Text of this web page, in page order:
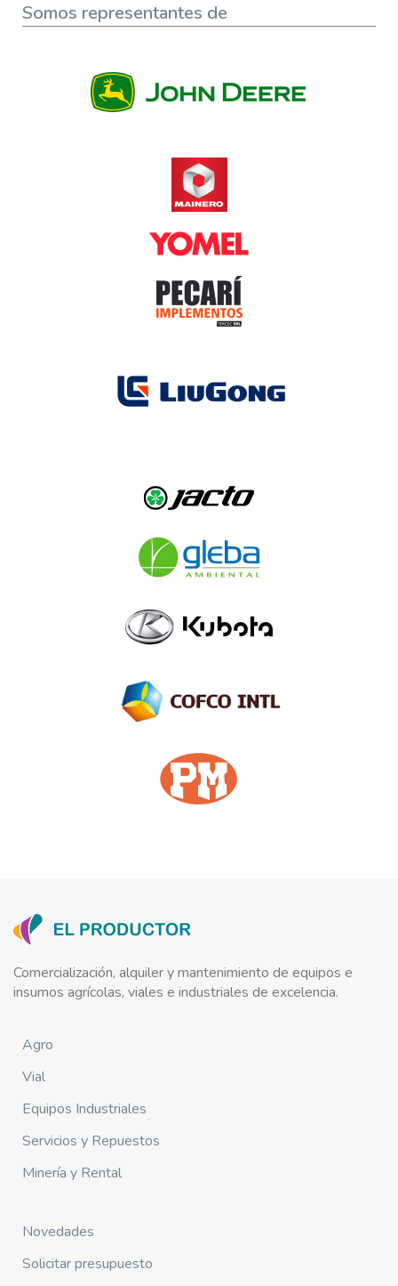
Somos representantes de
Comercialización, alquiler y mantenimiento de equipos e
insumos agrícolas, viales e industriales de excelencia.
Agro
Vial
Equipos Industriales
Servicios y Repuestos
Minería y Rental
Novedades
Solicitar presupuesto